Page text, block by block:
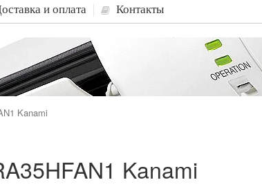
и оплата Контакты
Kanami
Kanami